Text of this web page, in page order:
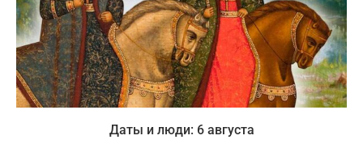
Даты и люди: 6 августа